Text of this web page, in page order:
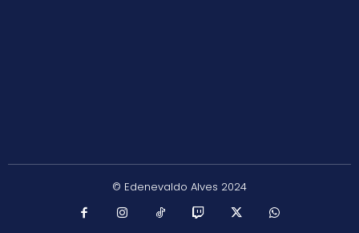
© Edenevaldo Alves 2024